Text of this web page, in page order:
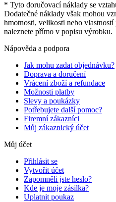
* Tyto doručovací náklady se
Dodatečné náklady však mohou
hmotnosti, velikosti nebo
naleznete přímo v popisu výrobku.
Nápověda a podpora
Jak mohu zadat objednávku?
Doprava a doručení
Vrácení zboží a refundace
Možnosti platby
Slevy a poukázky
Potřebujete další pomoc?
Firemní zákazníci
Můj zákaznický účet
Můj účet
Přihlásit se
Vytvořit účet
Zapomněli jste heslo?
Kde je moje zásilka?
Uplatnit poukaz